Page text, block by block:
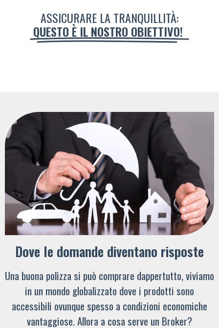
ASSICURARE LA TRANQUILLITÀ:
QUESTO È IL NOSTRO OBIETTIVO!
Dove le domande diventano risposte
Una buona polizza si può comprare dappertutto, viviamo
in un mondo globalizzato dove i prodotti sono
accessibili ovunque spesso a condizioni economiche
vantaggiose. Allora a cosa serve un Broker?